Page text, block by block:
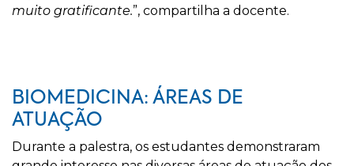
muito gratificante.”, compartilha a docente.
BIOMEDICINA: ÁREAS DE
ATUAÇÃO
Durante a palestra, os estudantes demonstraram